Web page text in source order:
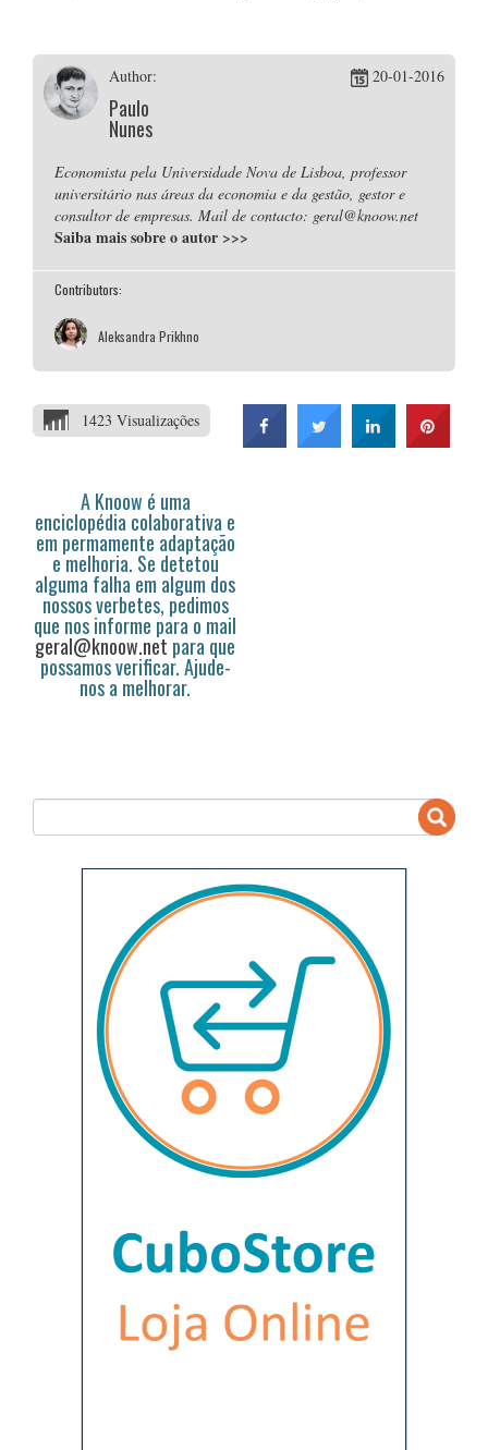
Author:
Paulo
Nunes
20-01-2016
Economista pela Universidade Nova de Lisboa, professor
universitário nas áreas da economia e da gestão, gestor e
consultor de empresas. Mail de contacto: geral@knoow.net
Saiba mais sobre o autor >>>
Contributors:
Aleksandra Prikhno
1423 Visualizações
A Knoow é uma
enciclopédia colaborativa e
em permamente adaptação
e melhoria. Se detetou
alguma falha em algum dos
nossos verbetes, pedimos
que nos informe para o mail
geral@knoow.net para que
possamos verificar. Ajude-
nos a melhorar.